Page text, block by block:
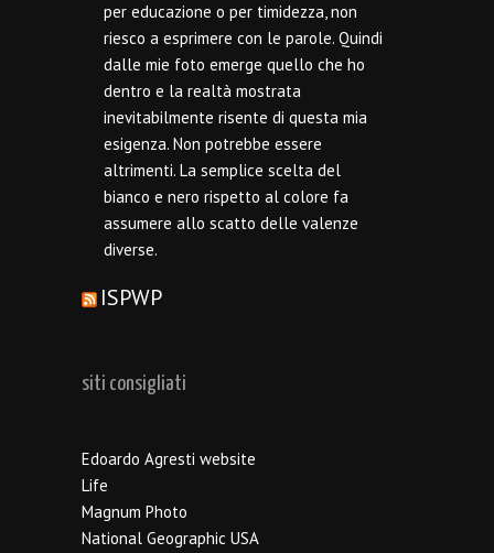
per educazione o per timidezza, non
riesco a esprimere con le parole. Quindi
dalle mie foto emerge quello che ho
dentro e la realtà mostrata
inevitabilmente risente di questa mia
esigenza. Non potrebbe essere
altrimenti. La semplice scelta del
bianco e nero rispetto al colore fa
assumere allo scatto delle valenze
diverse.
ISPWP
siti consigliati
Edoardo Agresti website
Life
Magnum Photo
National Geographic USA